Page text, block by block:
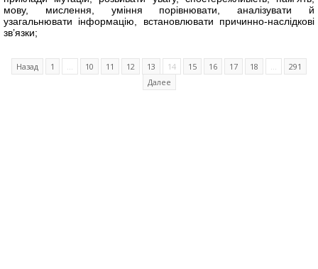
мову, мислення, уміння порівнювати, аналізувати й
узагальнювати інформацію, встановлювати причинно-наслідкові
зв’язки;
Назад 1 ... 10 11 12 13 14 15 16 17 18 ...
291
Далее